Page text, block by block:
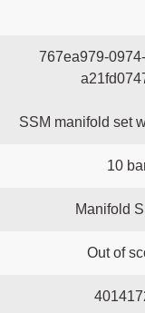
767ea979-
SSM manifold set
10
Manifold
Out of